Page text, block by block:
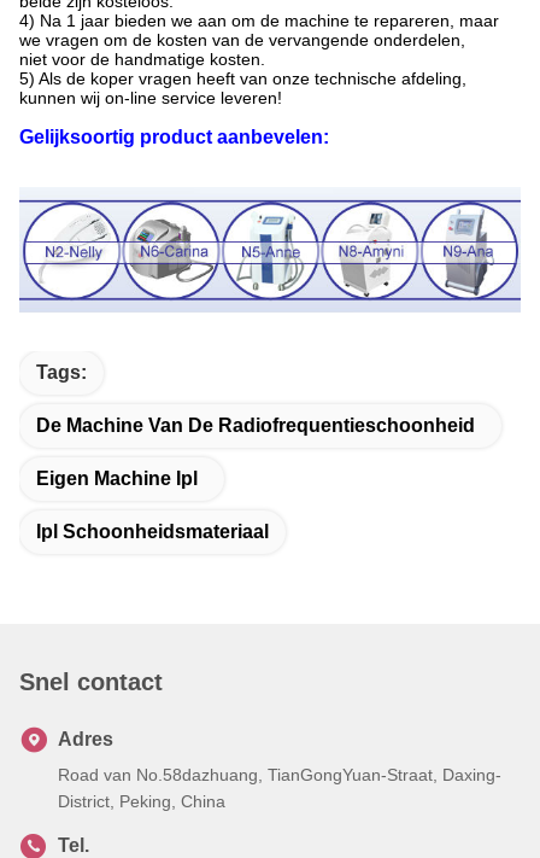
4) Na 1 jaar bieden we aan om de machine te repareren, maar
we vragen om de kosten van de vervangende onderdelen,
niet voor de handmatige kosten.
5) Als de koper vragen heeft van onze technische afdeling,
kunnen wij on-line service leveren!
Gelijksoortig product aanbevelen:
Tags:
De Machine Van De Radiofrequentieschoonheid
Eigen Machine Ipl
Ipl Schoonheidsmateriaal
Snel contact
Adres
Road van No.58dazhuang, TianGongYuan-Straat, Daxing-
District, Peking, China
Tel.